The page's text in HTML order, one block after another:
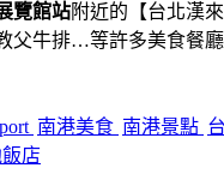
覽館站附近的【台北漢
父牛排…等許多美食餐廳
南港美食 南港景點
店